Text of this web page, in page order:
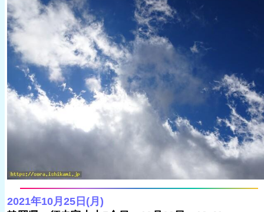
2021年10月25日(月)